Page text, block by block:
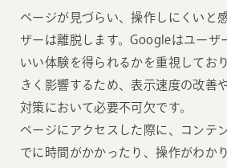
ページが見づらい、操作しにくいと
ザーは離脱します。Googleはユーザ
いい体験を得られるかを重視してお
きく影響するため、表示速度の改善
対策において必要不可欠です。
ページにアクセスした際に、コンテ
でに時間がかかったり、操作がわか